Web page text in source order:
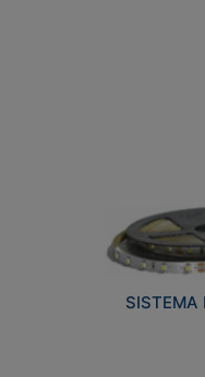
SISTEMA